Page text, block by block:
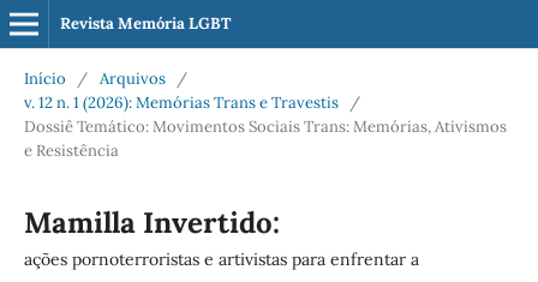
Revista Memória LGBT
Início / Arquivos
/
v. 12 n. 1 (2026): Memórias Trans e Travestis
/
Dossiê Temático: Movimentos Sociais Trans: Memórias, Ativismos
e Resistência
Mamilla Invertido:
ações pornoterroristas e artivistas para enfrentar a